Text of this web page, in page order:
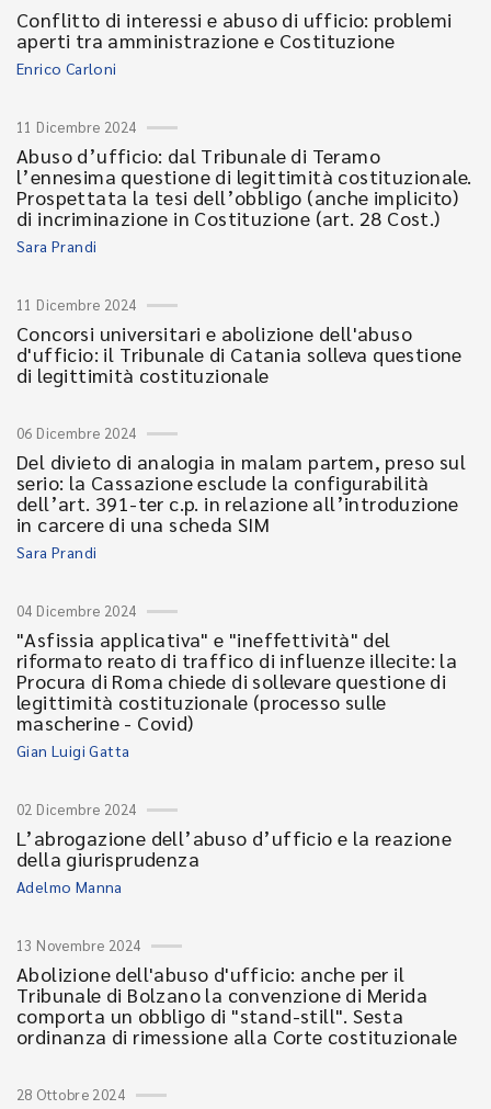
Conflitto di interessi e abuso di ufficio: problemi
aperti tra amministrazione e Costituzione
Enrico Carloni
11 Dicembre 2024
Abuso d’ufficio: dal Tribunale di Teramo
l’ennesima questione di legittimità costituzionale.
Prospettata la tesi dell’obbligo (anche implicito)
di incriminazione in Costituzione (art. 28 Cost.)
Sara Prandi
11 Dicembre 2024
Concorsi universitari e abolizione dell'abuso
d'ufficio: il Tribunale di Catania solleva questione
di legittimità costituzionale
06 Dicembre 2024
Del divieto di analogia in malam partem, preso sul
serio: la Cassazione esclude la configurabilità
dell’art. 391-ter c.p. in relazione all’introduzione
in carcere di una scheda SIM
Sara Prandi
04 Dicembre 2024
"Asfissia applicativa" e "ineffettività" del
riformato reato di traffico di influenze illecite: la
Procura di Roma chiede di sollevare questione di
legittimità costituzionale (processo sulle
mascherine - Covid)
Gian Luigi Gatta
02 Dicembre 2024
L’abrogazione dell’abuso d’ufficio e la reazione
della giurisprudenza
Adelmo Manna
13 Novembre 2024
Abolizione dell'abuso d'ufficio: anche per il
Tribunale di Bolzano la convenzione di Merida
comporta un obbligo di "stand-still". Sesta
ordinanza di rimessione alla Corte costituzionale
28 Ottobre 2024